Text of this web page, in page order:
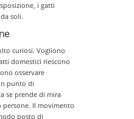
i gatti
soli.
curiosi. Vogliono
domestici riescono
osservare
punto di
se prende di mira
Il movimento
posto di